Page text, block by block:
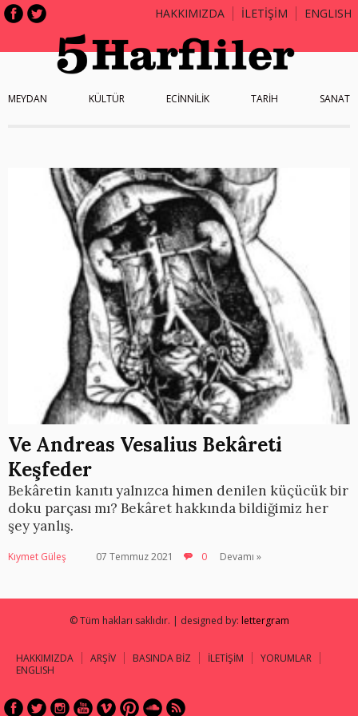
HAKKIMIZDA İLETİŞİM ENGLISH
MEYDAN KÜLTÜR ECİNNİLİK TARİH SANAT
Ve Andreas Vesalius Bekâreti
Keşfeder
Bekâretin kanıtı yalnızca himen denilen küçücük bir
doku parçası mı? Bekâret hakkında bildiğimiz her
şey yanlış.
Kıymet Güleş 07 Temmuz 2021 0 Devamı »
© Tüm hakları saklıdır. | designed by: lettergram
HAKKIMIZDA ARŞİV BASINDA BİZ İLETİŞİM
YORUMLAR
ENGLISH